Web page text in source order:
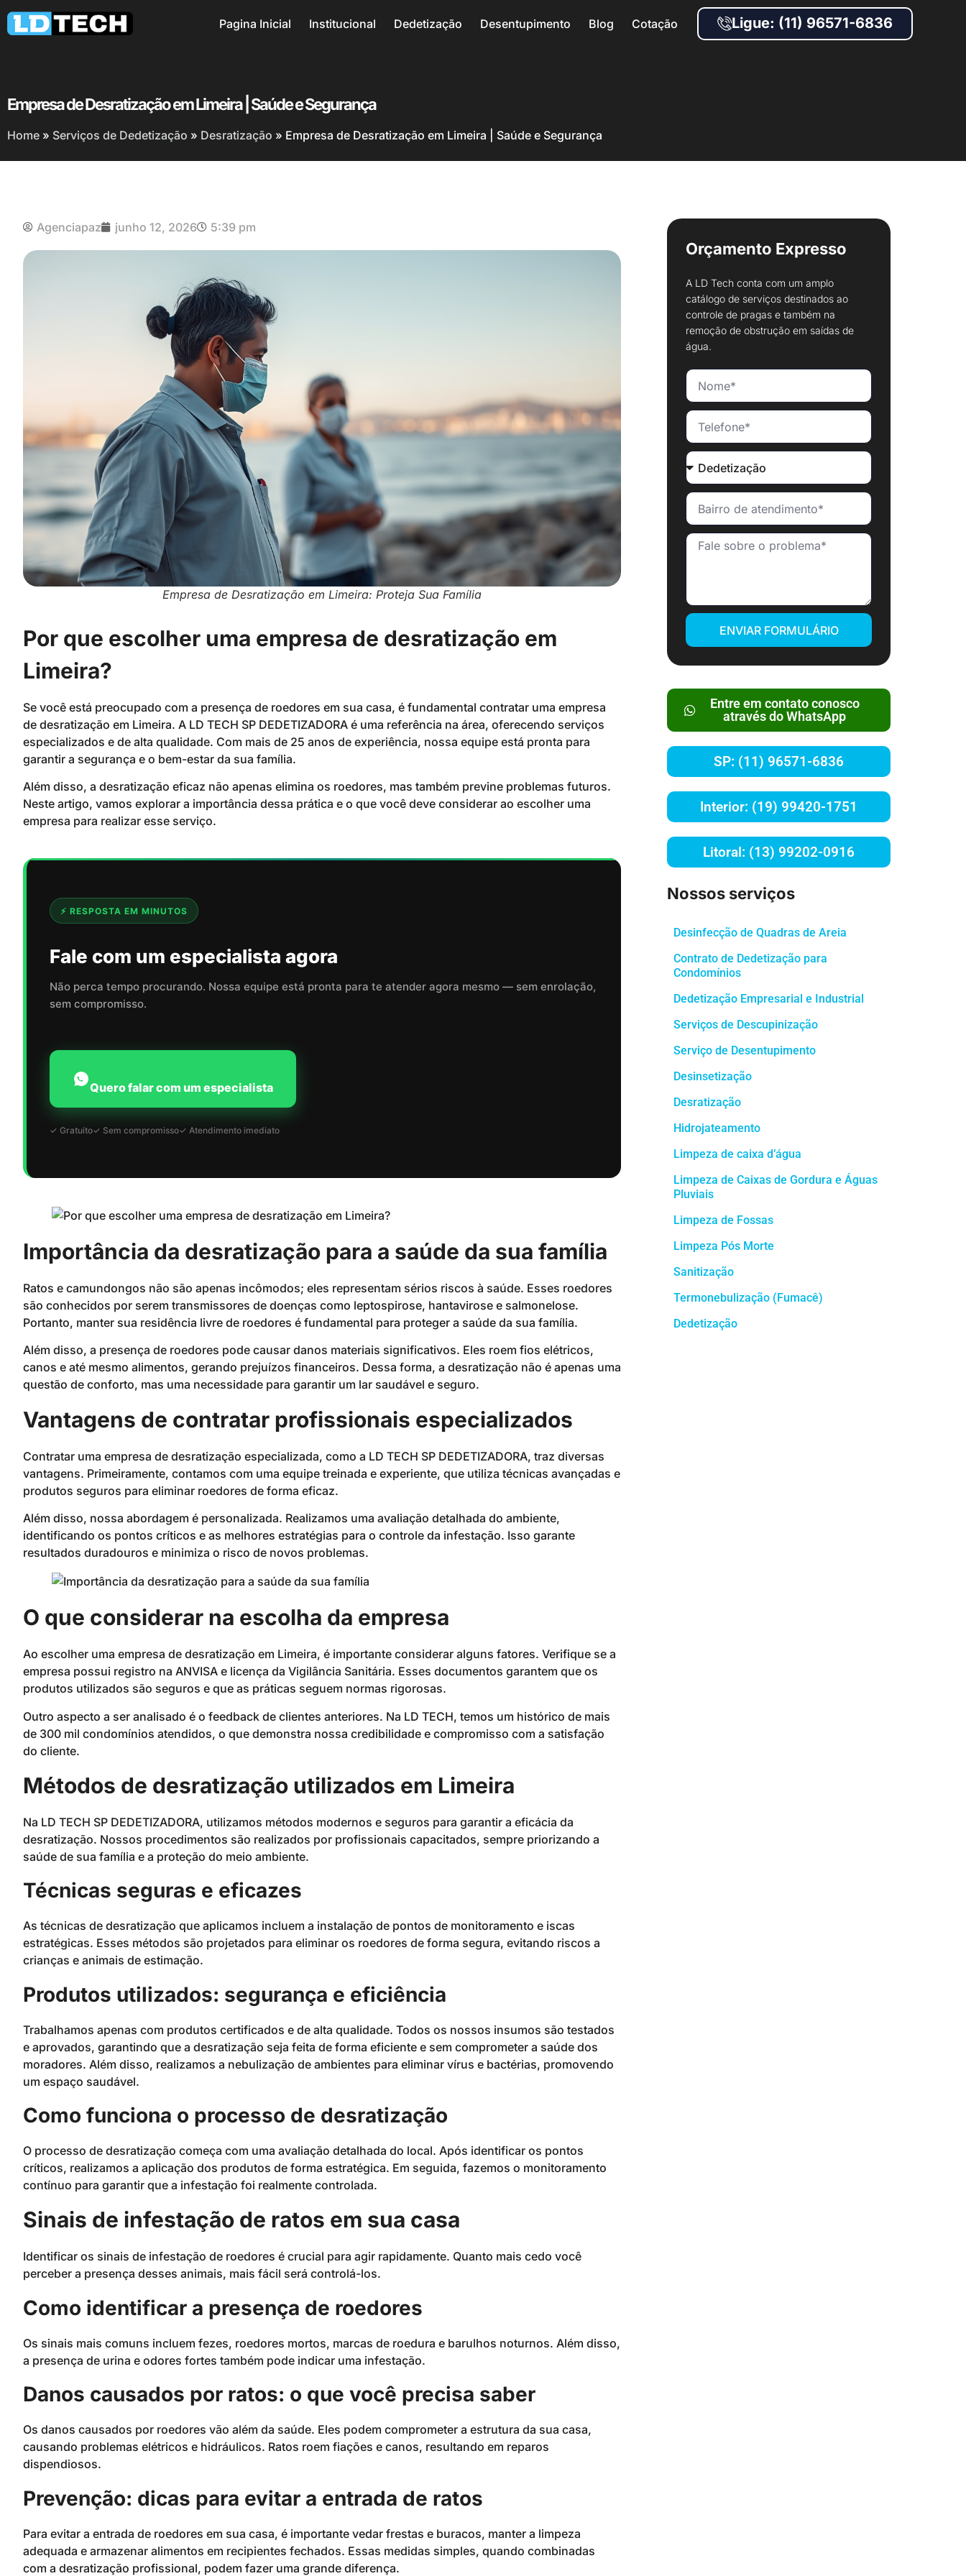
Pagina Inicial Institucional Dedetização Desentupimento Blog Cotação Ligue: (11) 96571-6836
Empresa de Desratização em Limeira | Saúde e Segurança
Home » Serviços de Dedetização » Desratização » Empresa de Desratização em Limeira | Saúde e Segurança
Agenciapaz junho 12, 2026 5:39 pm
Empresa de Desratização em Limeira: Proteja Sua Família
Por que escolher uma empresa de desratização em
Limeira?
Se você está preocupado com a presença de roedores em sua casa, é fundamental contratar uma empresa
de desratização em Limeira. A LD TECH SP DEDETIZADORA é uma referência na área, oferecendo serviços
especializados e de alta qualidade. Com mais de 25 anos de experiência, nossa equipe está pronta para
garantir a segurança e o bem-estar da sua família.
Além disso, a desratização eficaz não apenas elimina os roedores, mas também previne problemas futuros.
Neste artigo, vamos explorar a importância dessa prática e o que você deve considerar ao escolher uma
empresa para realizar esse serviço.
⚡ RESPOSTA EM MINUTOS
Fale com um especialista agora
Não perca tempo procurando. Nossa equipe está pronta para te atender agora mesmo — sem enrolação,
sem compromisso.
Quero falar com um especialista
✓ Gratuito✓ Sem compromisso✓ Atendimento imediato
Importância da desratização para a saúde da sua família
Ratos e camundongos não são apenas incômodos; eles representam sérios riscos à saúde. Esses roedores
são conhecidos por serem transmissores de doenças como leptospirose, hantavirose e salmonelose.
Portanto, manter sua residência livre de roedores é fundamental para proteger a saúde da sua família.
Além disso, a presença de roedores pode causar danos materiais significativos. Eles roem fios elétricos,
canos e até mesmo alimentos, gerando prejuízos financeiros. Dessa forma, a desratização não é apenas uma
questão de conforto, mas uma necessidade para garantir um lar saudável e seguro.
Vantagens de contratar profissionais especializados
Contratar uma empresa de desratização especializada, como a LD TECH SP DEDETIZADORA, traz diversas
vantagens. Primeiramente, contamos com uma equipe treinada e experiente, que utiliza técnicas avançadas e
produtos seguros para eliminar roedores de forma eficaz.
Além disso, nossa abordagem é personalizada. Realizamos uma avaliação detalhada do ambiente,
identificando os pontos críticos e as melhores estratégias para o controle da infestação. Isso garante
resultados duradouros e minimiza o risco de novos problemas.
O que considerar na escolha da empresa
Ao escolher uma empresa de desratização em Limeira, é importante considerar alguns fatores. Verifique se a
empresa possui registro na ANVISA e licença da Vigilância Sanitária. Esses documentos garantem que os
produtos utilizados são seguros e que as práticas seguem normas rigorosas.
Outro aspecto a ser analisado é o feedback de clientes anteriores. Na LD TECH, temos um histórico de mais
de 300 mil condomínios atendidos, o que demonstra nossa credibilidade e compromisso com a satisfação
do cliente.
Métodos de desratização utilizados em Limeira
Na LD TECH SP DEDETIZADORA, utilizamos métodos modernos e seguros para garantir a eficácia da
desratização. Nossos procedimentos são realizados por profissionais capacitados, sempre priorizando a
saúde de sua família e a proteção do meio ambiente.
Técnicas seguras e eficazes
As técnicas de desratização que aplicamos incluem a instalação de pontos de monitoramento e iscas
estratégicas. Esses métodos são projetados para eliminar os roedores de forma segura, evitando riscos a
crianças e animais de estimação.
Produtos utilizados: segurança e eficiência
Trabalhamos apenas com produtos certificados e de alta qualidade. Todos os nossos insumos são testados
e aprovados, garantindo que a desratização seja feita de forma eficiente e sem comprometer a saúde dos
moradores. Além disso, realizamos a nebulização de ambientes para eliminar vírus e bactérias, promovendo
um espaço saudável.
Como funciona o processo de desratização
O processo de desratização começa com uma avaliação detalhada do local. Após identificar os pontos
críticos, realizamos a aplicação dos produtos de forma estratégica. Em seguida, fazemos o monitoramento
contínuo para garantir que a infestação foi realmente controlada.
Sinais de infestação de ratos em sua casa
Identificar os sinais de infestação de roedores é crucial para agir rapidamente. Quanto mais cedo você
perceber a presença desses animais, mais fácil será controlá-los.
Como identificar a presença de roedores
Os sinais mais comuns incluem fezes, roedores mortos, marcas de roedura e barulhos noturnos. Além disso,
a presença de urina e odores fortes também pode indicar uma infestação.
Danos causados por ratos: o que você precisa saber
Os danos causados por roedores vão além da saúde. Eles podem comprometer a estrutura da sua casa,
causando problemas elétricos e hidráulicos. Ratos roem fiações e canos, resultando em reparos
dispendiosos.
Prevenção: dicas para evitar a entrada de ratos
Para evitar a entrada de roedores em sua casa, é importante vedar frestas e buracos, manter a limpeza
adequada e armazenar alimentos em recipientes fechados. Essas medidas simples, quando combinadas
com a desratização profissional, podem fazer uma grande diferença.
Orçamento Expresso
A LD Tech conta com um amplo
catálogo de serviços destinados ao
controle de pragas e também na
remoção de obstrução em saídas de
água.
ENVIAR FORMULÁRIO
Entre em contato conosco
através do WhatsApp
SP: (11) 96571-6836
Interior: (19) 99420-1751
Litoral: (13) 99202-0916
Nossos serviços
Desinfecção de Quadras de Areia
Contrato de Dedetização para
Condomínios
Dedetização Empresarial e Industrial
Serviços de Descupinização
Serviço de Desentupimento
Desinsetização
Desratização
Hidrojateamento
Limpeza de caixa d’água
Limpeza de Caixas de Gordura e Águas
Pluviais
Limpeza de Fossas
Limpeza Pós Morte
Sanitização
Termonebulização (Fumacê)
Dedetização